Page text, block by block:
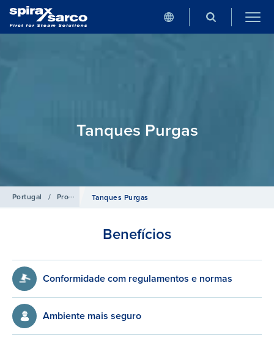
Tanques Purgas
Portugal / Produtos / Sistemas de Controle para Caldeiras
Tanques Purgas
Benefícios
Conformidade com regulamentos e normas
Ambiente mais seguro